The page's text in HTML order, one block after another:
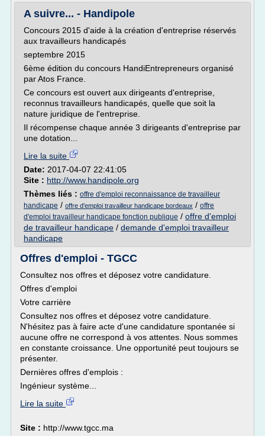
A suivre... - Handipole
Concours 2015 d'aide à la création d'entreprise réservés
aux travailleurs handicapés
septembre 2015
6ème édition du concours HandiEntrepreneurs organisé
par Atos France.
Ce concours est ouvert aux dirigeants d'entreprise,
reconnus travailleurs handicapés, quelle que soit la
nature juridique de l'entreprise.
Il récompense chaque année 3 dirigeants d'entreprise par
une dotation...
Lire la suite
Date: 2017-04-07 22:41:05
Site : http://www.handipole.org
Thèmes liés : offre d'emploi reconnaissance de travailleur
handicape / offre d'emploi travailleur handicape bordeaux / offre
d'emploi travailleur handicape fonction publique / offre d'emploi
de travailleur handicape / demande d'emploi travailleur
handicape
Offres d'emploi - TGCC
Consultez nos offres et déposez votre candidature.
Offres d'emploi
Votre carrière
Consultez nos offres et déposez votre candidature.
N'hésitez pas à faire acte d'une candidature spontanée si
aucune offre ne correspond à vos attentes. Nous sommes
en constante croissance. Une opportunité peut toujours se
présenter.
Dernières offres d'emplois :
Ingénieur système...
Lire la suite
Site : http://www.tgcc.ma